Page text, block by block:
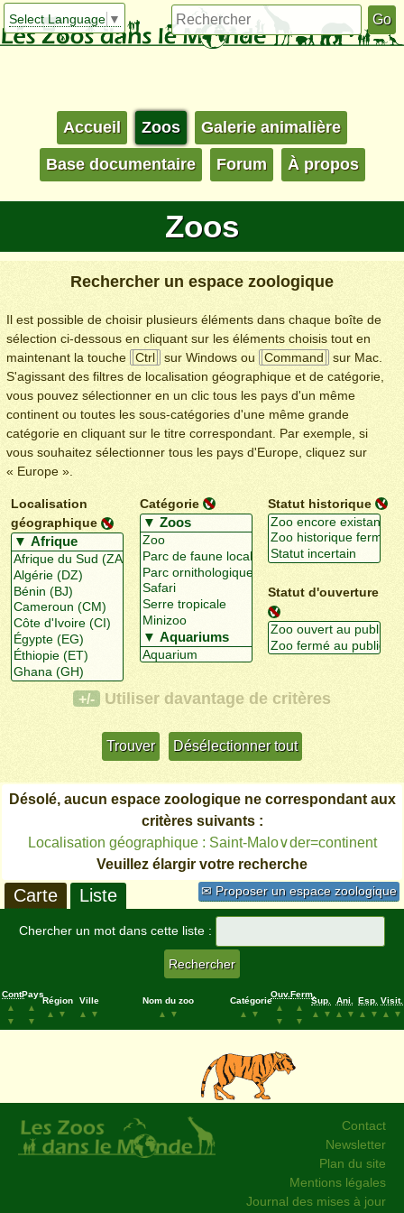
Select Language ▼
Accueil Zoos Galerie animalière
Base documentaire Forum À propos
Zoos
Rechercher un espace zoologique
Il est possible de choisir plusieurs éléments dans chaque boîte de
sélection ci-dessous en cliquant sur les éléments choisis tout en
maintenant la touche
Ctrl sur Windows ou Command
sur Mac.
S'agissant des filtres de localisation géographique et de catégorie,
vous pouvez sélectionner en un clic tous les pays d'un même
continent ou toutes les sous-catégories d'une même grande
catégorie en cliquant sur le titre correspondant. Par exemple, si
vous souhaitez sélectionner tous les pays d'Europe, cliquez sur
« Europe ».
Localisation
géographique
Catégorie Statut historique
Statut d'ouverture
+/- Utiliser davantage de critères
Désolé, aucun espace zoologique ne correspondant aux
critères suivants :
Localisation géographique : Saint-Malo∨der=continent
Veuillez élargir votre recherche
✉ Proposer un espace zoologique
Carte Liste
Chercher un mot dans cette liste :
Cont.
▲
▼
Pays
▲
▼
Région
▲
▼
Ville
▲
▼
Nom du zoo
▲
▼
Catégorie
▲
▼
Ouv.
▲
▼
Ferm.
▲
▼
Sup.
▲
▼
Ani.
▲
▼
Esp.
▲
▼
Visit.
▲
▼
Contact
Newsletter
Plan du site
Mentions légales
Journal des mises à jour